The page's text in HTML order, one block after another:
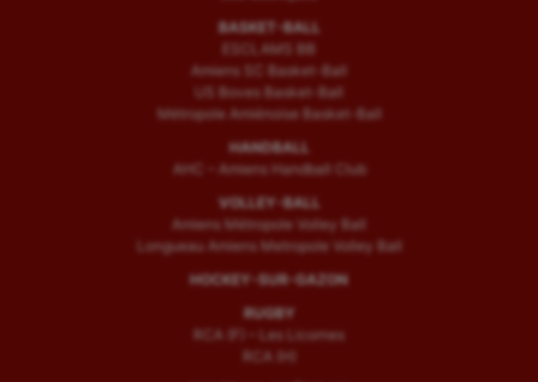
BASKET-BALL
ESCLAMS BB
Amiens SC Basket-Ball
US Boves Basket-Ball
Métropole Amiénoise Basket-Ball
HANDBALL
AHC – Amiens Handball Club
VOLLEY-BALL
Amiens Métropole Volley Ball
Longueau Amiens Metropole Volley Ball
HOCKEY-SUR-GAZON
RUGBY
RCA (F) – Les Licornes
RCA (H)